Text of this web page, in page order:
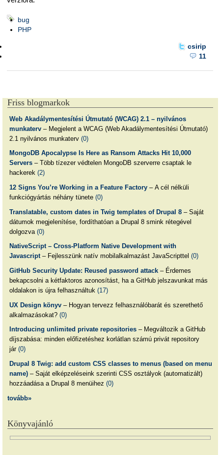
bug
PHP
csirip
11
Friss blogmarkok
Web Akadálymentesítési Útmutató (WCAG) 2.1 – nyilvános
munkaterv– Megjelent a WCAG (Web Akadálymentesítési Útmutató)
2.1 nyilvános munkaterv (0)
MongoDB Apocalypse Is Here as Ransom Attacks Hit 10,000
Servers– Több tízezer védtelen MongoDB szerverre csaptak le
hackerek (2)
12 Signs You’re Working in a Feature Factory– A cél nélküli
funkciógyártás néhány tünete (0)
Translatable, custom dates in Twig templates of Drupal 8– Saját
dátumok megjelenítése, fordíthatóan a Drupal 8 smink rétegével
dolgozva (0)
NativeScript – Cross-Platform Native Development with
Javascript– Fejlesszünk natív mobilalkalmazást JavaScripttel (0)
GitHub Security Update: Reused password attack– Érdemes
bekapcsolni a kétfaktoros azonosítást, ha a GitHub jelszavunkat más
oldalakon is újra felhasználtuk (17)
UX Design könyv– Hogyan tervezz felhasználóbarát és szerethető
alkalmazásokat? (0)
Introducing unlimited private repositories– Megváltozik a GitHub
díjszabása: minden előfizetéshez korlátlan számú privát repository
jár (0)
Drupal 8 Twig: add custom CSS classes to menus (based on menu
name)– Saját elképzeléseink szerinti CSS osztályok (automatizált)
hozzáadása a Drupal 8 menüihez (0)
tovább»
Könyvajánló